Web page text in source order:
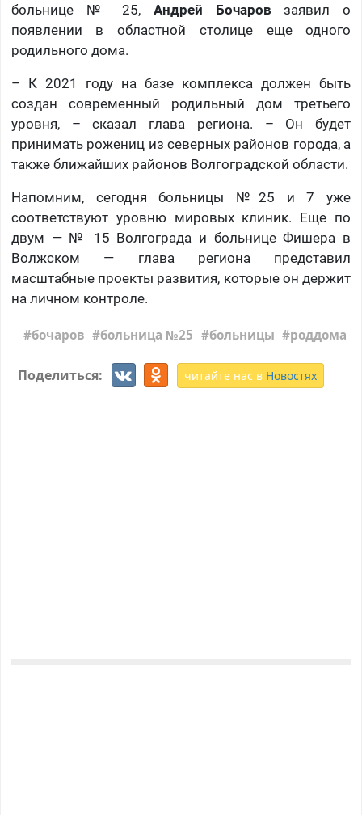
больнице № 25, Андрей Бочаров заявил о
появлении в областной столице еще одного
родильного дома.
– К 2021 году на базе комплекса должен быть
создан современный родильный дом третьего
уровня, – сказал глава региона. – Он будет
принимать рожениц из северных районов города, а
также ближайших районов Волгоградской области.
Напомним, сегодня больницы №25 и 7 уже
соответствуют уровню мировых клиник. Еще по
двум — № 15 Волгограда и больнице Фишера в
Волжском — глава региона представил
масштабные проекты развития, которые он держит
на личном контроле.
бочаров больница №25 больницы роддома
Поделиться: читайте нас в Новостях